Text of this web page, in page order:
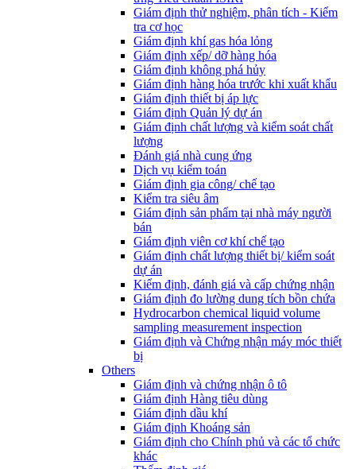
Giám định thử nghiệm, phân tích - Kiểm
tra cơ học
Giám định khí gas hóa lỏng
Giám định xếp/ dỡ hàng hóa
Giám định không phá hủy
Giám định hàng hóa trước khi xuất khẩu
Giám định thiết bị áp lực
Giám định Quản lý dự án
Giám định chất lượng và kiểm soát chất
lượng
Đánh giá nhà cung ứng
Dịch vụ kiểm toán
Giám định gia công/ chế tạo
Kiểm tra siêu âm
Giám định sản phẩm tại nhà máy người
bán
Giám định viên cơ khí chế tạo
Giám định chất lượng thiết bị/ kiểm soát
dự án
Kiểm định, đánh giá và cấp chứng nhận
Giám định đo lường dung tích bồn chứa
Hydrocarbon chemical liquid volume
sampling measurement inspection
Giám định và Chứng nhận máy móc thiết
bị
Others
Giám định và chứng nhận ô tô
Giám định Hàng tiêu dùng
Giám định dầu khí
Giám định Khoáng sản
Giám định cho Chính phủ và các tổ chức
khác